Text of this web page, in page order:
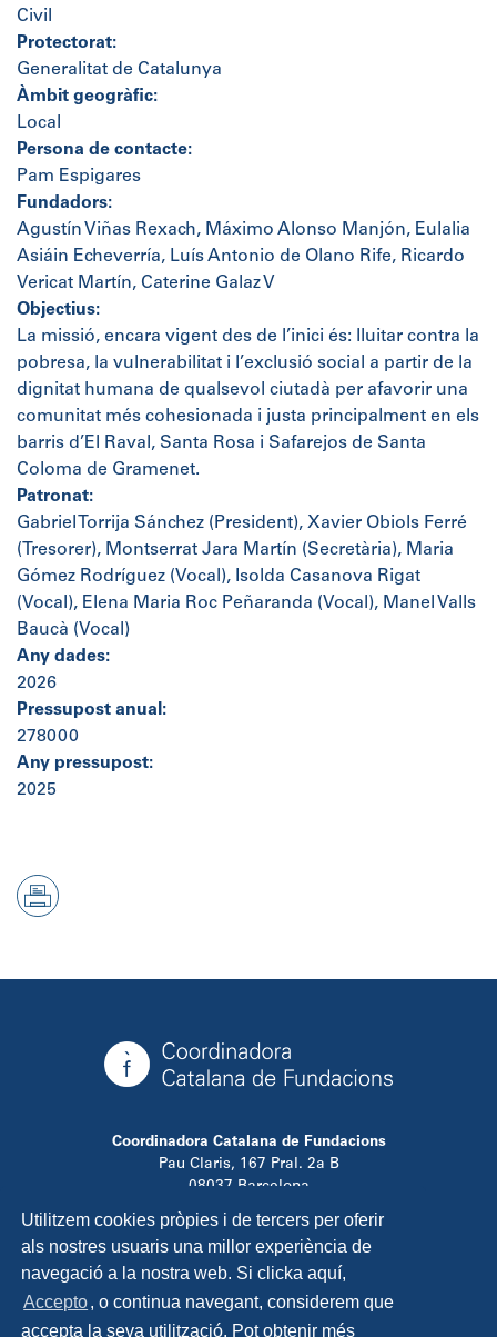
Utilitzem cookies pròpies i de tercers per oferir
als nostres usuaris una millor experiència de
navegació a la nostra web. Si clicka aquí,
Accepto, o continua navegant, considerem que
accepta la seva utilització. Pot obtenir més
Civil
Protectorat:
Generalitat de Catalunya
Àmbit geogràfic:
Local
Persona de contacte:
Pam Espigares
Fundadors:
Agustín Viñas Rexach, Máximo Alonso Manjón, Eulalia
Asiáin Echeverría, Luís Antonio de Olano Rife, Ricardo
Vericat Martín, Caterine Galaz V
Objectius:
La missió, encara vigent des de l’inici és: lluitar contra la
pobresa, la vulnerabilitat i l’exclusió social a partir de la
dignitat humana de qualsevol ciutadà per afavorir una
comunitat més cohesionada i justa principalment en els
barris d’El Raval, Santa Rosa i Safarejos de Santa
Coloma de Gramenet.
Patronat:
Gabriel Torrija Sánchez (President), Xavier Obiols Ferré
(Tresorer), Montserrat Jara Martín (Secretària), Maria
Gómez Rodríguez (Vocal), Isolda Casanova Rigat
(Vocal), Elena Maria Roc Peñaranda (Vocal), Manel Valls
Baucà (Vocal)
Any dades:
2026
Pressupost anual:
278000
Any pressupost:
2025
Coordinadora Catalana de Fundacions
Pau Claris, 167 Pral. 2a B
08037 Barcelona
T. 934 881 480
info@ccfundacions.cat